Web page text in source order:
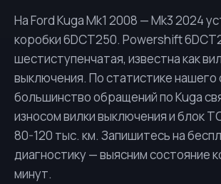
На Ford Kuga Mk1 2008 — Mk3 2024
коробки6DCT250. Powershift
шестиступенчатая, известна как
выключения. По статистике нашего
большинство обращений по Kuga
износом вилки выключения и блок
80-120 тыс. км. Запишитесь на
диагностику — выясним состояние
минут.